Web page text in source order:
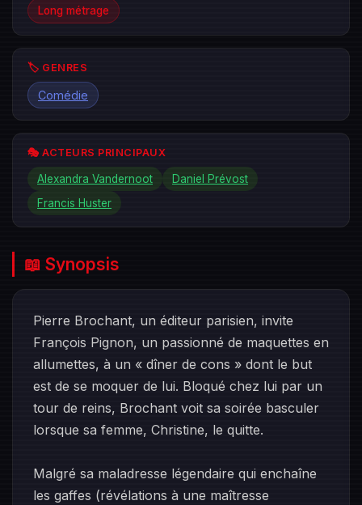
Long métrage
🏷️ GENRES
Comédie
🎭 ACTEURS PRINCIPAUX
Alexandra Vandernoot
Daniel Prévost
Francis Huster
📖 Synopsis
Pierre Brochant, un éditeur parisien, invite
François Pignon, un passionné de maquettes en
allumettes, à un « dîner de cons » dont le but
est de se moquer de lui. Bloqué chez lui par un
tour de reins, Brochant voit sa soirée basculer
lorsque sa femme, Christine, le quitte.
Malgré sa maladresse légendaire qui enchaîne
les gaffes (révélations à une maîtresse